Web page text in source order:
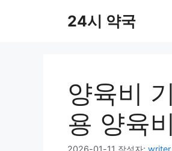
24시 약국
양육비
용 양육